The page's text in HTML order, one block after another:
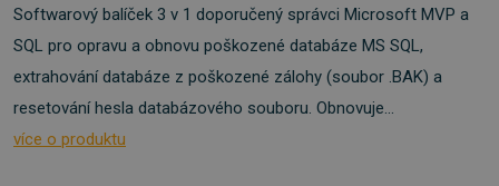
Softwarový balíček 3 v 1 doporučený správci Microsoft MVP a
SQL pro opravu a obnovu poškozené databáze MS SQL,
extrahování databáze z poškozené zálohy (soubor .BAK) a
resetování hesla databázového souboru. Obnovuje...
více o produktu